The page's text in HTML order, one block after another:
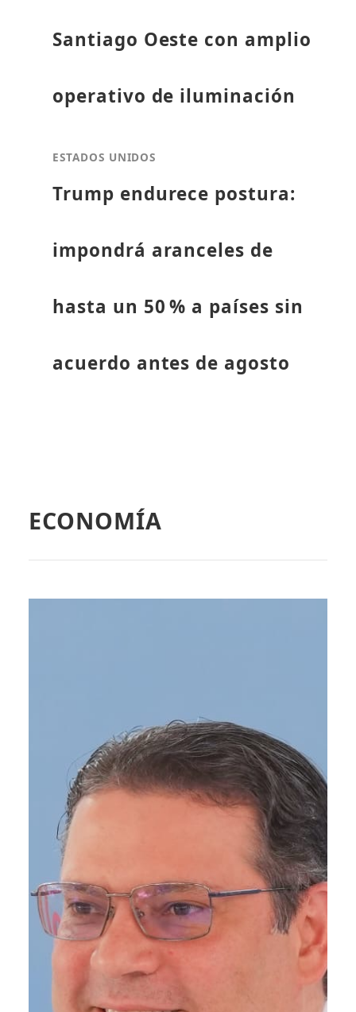
Santiago Oeste con amplio
operativo de iluminación
ESTADOS UNIDOS
Trump endurece postura:
impondrá aranceles de
hasta un 50 % a países sin
acuerdo antes de agosto
ECONOMÍA